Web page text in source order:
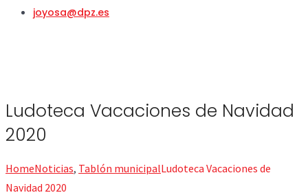
joyosa@dpz.es
Ludoteca Vacaciones de Navidad
2020
HomeNoticias, Tablón municipalLudoteca Vacaciones de
Navidad 2020